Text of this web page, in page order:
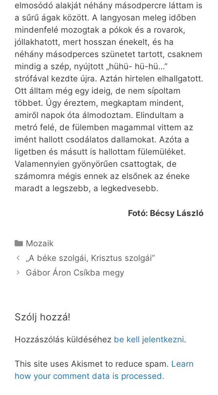
elmosódó alakját néhány másodpercre láttam is
a sűrű ágak között. A langyosan meleg időben
mindenfelé mozogtak a pókok és a rovarok,
jóllakhatott, mert hosszan énekelt, és ha
néhány másodperces szünetet tartott, csaknem
mindig a szép, nyújtott „hühü- hü-hü…”
strófával kezdte újra. Aztán hirtelen elhallgatott.
Ott álltam még egy ideig, de nem sípoltam
többet. Úgy éreztem, megkaptam mindent,
amiről napok óta álmodoztam. Elindultam a
metró felé, de fülemben magammal vittem az
imént hallott csodálatos dallamokat. Azóta a
ligetben és másutt is hallottam fülemüléket.
Valamennyien gyönyörűen csattogtak, de
számomra mégis ennek az elsőnek az éneke
maradt a legszebb, a legkedvesebb.
Fotó: Bécsy László
Kategória
Mozaik
„A béke szolgái, Krisztus szolgái”
Gábor Áron Csíkba megy
Szólj hozzá!
Hozzászólás küldéséhez be kell jelentkezni.
This site uses Akismet to reduce spam. Learn
how your comment data is processed.